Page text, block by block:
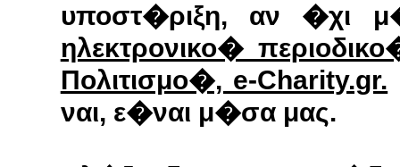
υποστ�ριξη, αν �χι
ηλεκτρονικο�
Πολιτισμο�, e-Charity.gr.
ναι, ε�ναι μ�σα μας.